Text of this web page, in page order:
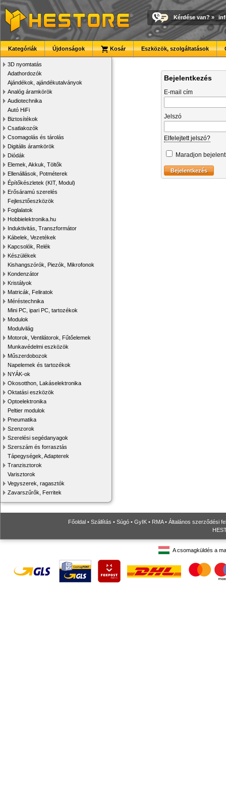
Kérdése van? »
Kategóriák Újdonságok Kosár Eszközök, szolgáltatások
3D nyomtatás
Adathordozók
Ajándékok, ajándékutalványok
Analóg áramkörök
Audiotechnika
Autó HiFi
Biztosítékok
Csatlakozók
Csomagolás és tárolás
Digitális áramkörök
Diódák
Elemek, Akkuk, Töltők
Ellenállások, Potméterek
Építőkészletek (KIT, Modul)
Erősáramú szerelés
Fejlesztőeszközök
Foglalatok
Hobbielektronika.hu
Induktivitás, Transzformátor
Kábelek, Vezetékek
Kapcsolók, Relék
Készülékek
Kishangszórók, Piezók, Mikrofonok
Kondenzátor
Kristályok
Matricák, Feliratok
Méréstechnika
Mini PC, ipari PC, tartozékok
Modulok
Modulvilág
Motorok, Ventilátorok, Fűtőelemek
Munkavédelmi eszközök
Műszerdobozok
Napelemek és tartozékok
NYÁK-ok
Okosotthon, Lakáselektronika
Oktatási eszközök
Optoelektronika
Peltier modulok
Pneumatika
Szenzorok
Szerelési segédanyagok
Szerszám és forrasztás
Tápegységek, Adapterek
Tranzisztorok
Varisztorok
Vegyszerek, ragasztók
Zavarszűrők, Ferritek
Bejelentkezés
E-mail cím
Jelszó
Elfelejtett jelszó?
Maradjon
Főoldal • Szállítás • Súgó • GyIK • RMA• Általános szerződési
A csomagküldés a